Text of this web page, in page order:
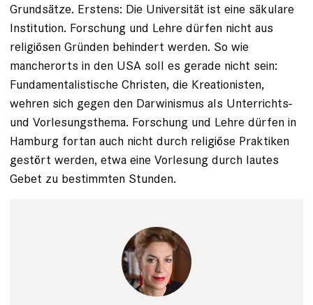
Grundsätze. Erstens: Die Universität ist eine säkulare
Institution. Forschung und Lehre dürfen nicht aus
religiösen Gründen behindert werden. So wie
mancherorts in den USA soll es gerade nicht sein:
Fundamentalistische Christen, die Kreationisten,
wehren sich gegen den Darwinismus als Unterrichts-
und Vorlesungsthema. Forschung und Lehre dürfen in
Hamburg fortan auch nicht durch religiöse Praktiken
gestört werden, etwa eine Vorlesung durch lautes
Gebet zu bestimmten Stunden.